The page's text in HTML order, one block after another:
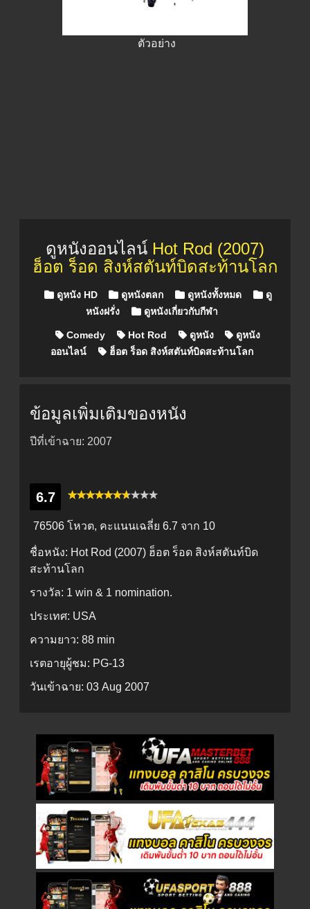
ตัวอย่าง
ดูหนังออนไลน์ Hot Rod (2007)
ฮ็อต ร็อด สิงห์สตันท์บิดสะท้านโลก
Posted in
ดูหนัง HD ดูหนังตลก ดูหนังทั้งหมด
ดู
หนังฝรั่ง
ดูหนังเกี่ยวกับกีฬา
Comedy Hot Rod ดูหนัง
ดูหนัง
ออนไลน์
ฮ็อต ร็อด สิงห์สตันท์บิดสะท้านโลก
ข้อมูลเพิ่มเติมของหนัง
ปีที่เข้าฉาย: 2007
6.7
76506 โหวต, คะแนนเฉลี่ย 6.7 จาก 10
ชื่อหนัง: Hot Rod (2007) ฮ็อต ร็อด สิงห์สตันท์บิด
สะท้านโลก
รางวัล: 1 win & 1 nomination.
ประเทศ: USA
ความยาว: 88 min
เรตอายุผู้ชม: PG-13
วันเข้าฉาย: 03 Aug 2007